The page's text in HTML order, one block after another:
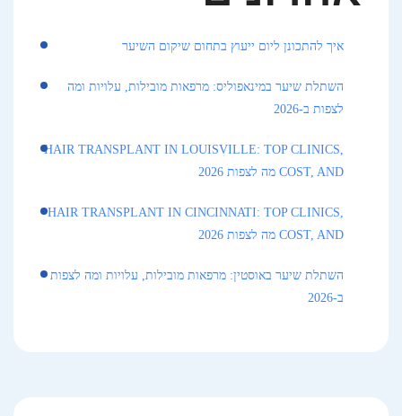
איך להתכונן ליום ייעוץ בתחום שיקום השיער
השתלת שיער במינאפוליס: מרפאות מובילות, עלויות ומה
לצפות ב-2026
HAIR TRANSPLANT IN LOUISVILLE: TOP CLINICS,
COST, AND מה לצפות 2026
HAIR TRANSPLANT IN CINCINNATI: TOP CLINICS,
COST, AND מה לצפות 2026
השתלת שיער באוסטין: מרפאות מובילות, עלויות ומה לצפות
ב-2026